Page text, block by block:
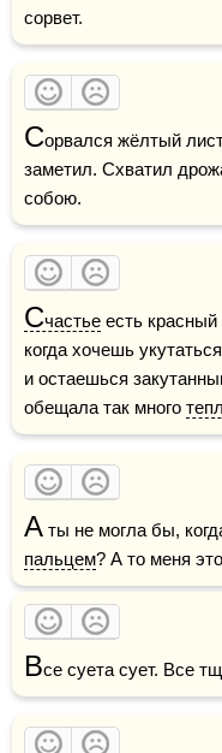
сорвет.
Сорвался жёлтый
заметил. Схватил
собою.
Счастье есть
когда хочешь
и остаешься
обещала так много
А ты не могла бы,
пальцем? А то меня
Все суета сует. Все